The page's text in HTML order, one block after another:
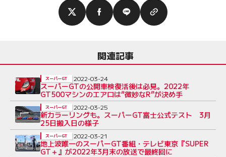
関連記事
スーパーGTの公開車検復活後は必見。2022年
GT500マシンのエアロは“微妙なR”が決め手
スーパーGT 2022-03-24
新カラーリングも。スーパーGT富士公式テスト 3月
25日搬入日の様子
スーパーGT 2022-03-25
地上波唯一のスーパーGT番組・テレビ東京『SUPER
GT＋』が2022年3月末の放送で最終回に
スーパーGT 2022-03-21